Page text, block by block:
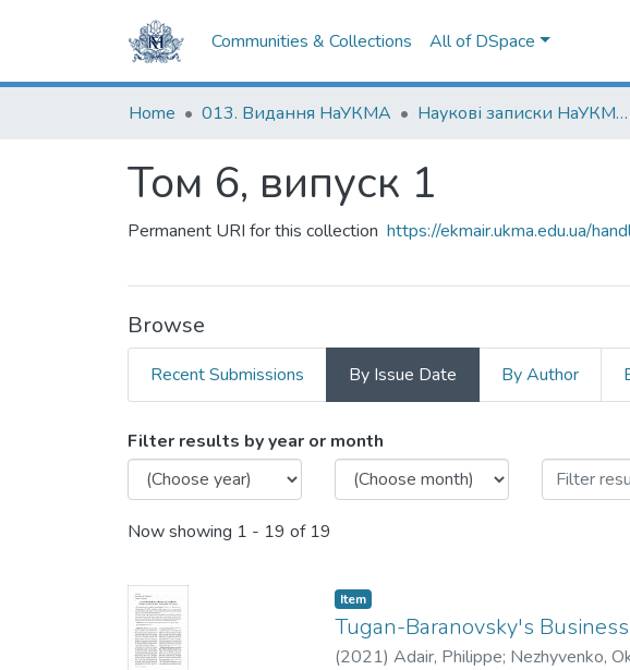
Communities & Collections All of DSpace
Home 013. Видання НаУКМА Наукові записки НаУКМА. Економічні науки
Том 6, випуск 1
Permanent URI for this collection https://ekmair.ukma.edu.ua/
Browse
Recent Submissions By Issue Date By Author
Browsing Том 6, випуск 1 by Issue
Filter results by year or month
Now showing 1 - 19 of 19
Item
Tugan-Baranovsky's
(2021) Adair, Philippe; Nezhyvenko,